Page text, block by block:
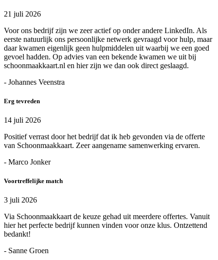
21 juli 2026
Voor ons bedrijf zijn we zeer actief op onder andere LinkedIn. Als
eerste natuurlijk ons persoonlijke netwerk gevraagd voor hulp, maar
daar kwamen eigenlijk geen hulpmiddelen uit waarbij we een goed
gevoel hadden. Op advies van een bekende kwamen we uit bij
schoonmaakkaart.nl en hier zijn we dan ook direct geslaagd.
- Johannes Veenstra
Erg tevreden
14 juli 2026
Positief verrast door het bedrijf dat ik heb gevonden via de offerte
van Schoonmaakkaart. Zeer aangename samenwerking ervaren.
- Marco Jonker
Voortreffelijke match
3 juli 2026
Via Schoonmaakkaart de keuze gehad uit meerdere offertes. Vanuit
hier het perfecte bedrijf kunnen vinden voor onze klus. Ontzettend
bedankt!
- Sanne Groen